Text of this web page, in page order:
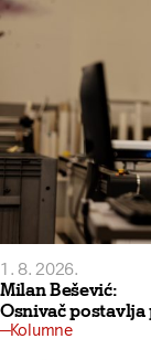
1. 8. 2026.
Milan Bešević:
Osnivač
Kolumne